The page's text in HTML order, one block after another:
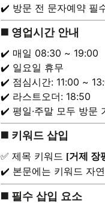
✔️ 방문 전 문자예약 필
◼️ 영업시간 안내
✔️ 매일 08:30 ~ 19:00
✔️ 일요일 휴무
✔️ 점심시간: 11:00 ~
✔️ 라스트오더: 18:50
✔️ 평일·주말 모두 방문
◼️ 키워드 삽입
✅ 제목 키워드 [거제 장
✔️ 본문에는 키워드 자
◼️ 필수 삽입 요소